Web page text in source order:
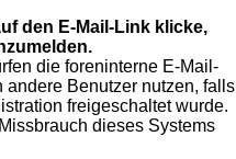
den E-Mail-Link klicke,
die foreninterne E-Mail-
andere Benutzer nutzen, falls
freigeschaltet wurde.
dieses Systems